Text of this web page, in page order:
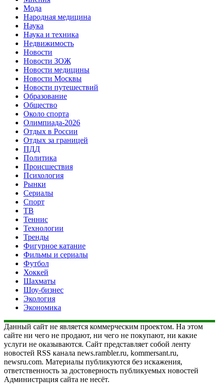
Мода
Народная медицина
Наука
Наука и техника
Недвижимость
Новости
Новости ЗОЖ
Новости медицины
Новости Москвы
Новости путешествий
Образование
Общество
Около спорта
Олимпиада-2026
Отдых в России
Отдых за границей
ПДД
Политика
Происшествия
Психология
Рынки
Сериалы
Спорт
ТВ
Теннис
Технологии
Тренды
Фигурное катание
Фильмы и сериалы
Футбол
Хоккей
Шахматы
Шоу-бизнес
Экология
Экономика
Данный сайт не является коммерческим проектом. На этом
сайте ни чего не продают, ни чего не покупают, ни какие
услуги не оказываются. Сайт представляет собой ленту
новостей RSS канала news.rambler.ru, kommersant.ru,
newsru.com. Материалы публикуются без искажения,
ответственность за достоверность публикуемых новостей
Администрация сайта не несёт.